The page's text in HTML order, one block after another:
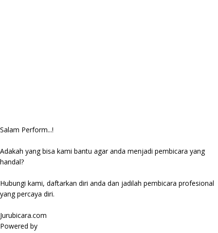
Salam Perform...!
Adakah yang bisa kami bantu agar anda menjadi pembicara yang
handal?
Hubungi kami, daftarkan diri anda dan jadilah pembicara profesional
yang percaya diri.
Jurubicara.com
Powered by